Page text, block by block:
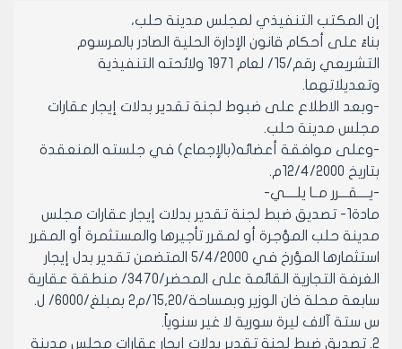
إن المكتب التنفيذي لمجلس مدينة حلب،
بناءً على أحكام قانون الإدارة الحلية الصادر بالمرسوم
التشريعي رقم/15/ لعام 1971 ولائحته التنفيذية
وتعديلاتهما.
-وبعد الاطلاع على ضبوط لجنة تقدير بدلات إيجار عقارات
مجلس مدينة حلب.
-وعلى موافقة أعضائه(بالإجماع) في جلسته المنعقدة
بتاريخ 12/4/2000م.
-يــــقـــرر مــا يلــــي-
مادة1- تصديق ضبط لجنة تقدير بدلات إيجار عقارات مجلس
مدينة حلب المؤجرة أو لمقرر تأجيرها والمستثمرة أو المقرر
استثمارها المؤرخ في 5/4/2000 المتضمن تقدير بدل إيجار
الغرفة التجارية القائمة على المحضر/3470/ منطقة عقارية
سابعة محلة خان الوزير وبمساحة/15,20/م2 بمبلغ/6000/ ل.
س ستة آلاف ليرة سورية لا غير سنوياً.
2. تصديق ضبط لجنة تقدير بدلات إيجار عقارات مجلس مدينة